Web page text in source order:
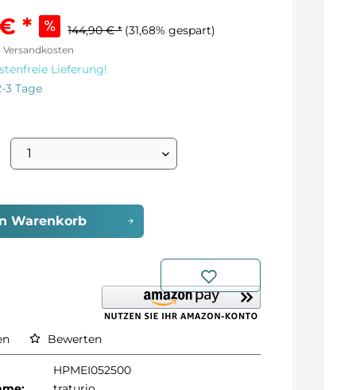
* 144,90 € * (31,68% gespart)
Versandkosten
Lieferung!
3 Tage
Warenkorb
Bewerten
HPMEI052500